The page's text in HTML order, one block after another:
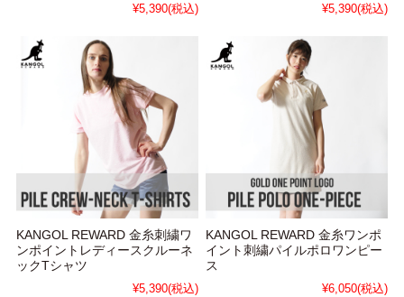
¥5,390(税込)
¥5,390(税込)
KANGOL REWARD 金糸刺繍ワ
ンポイントレディースクルーネ
ックTシャツ
¥5,390(税込)
KANGOL REWARD 金糸ワンポ
イント刺繍パイルポロワンピー
ス
¥6,050(税込)